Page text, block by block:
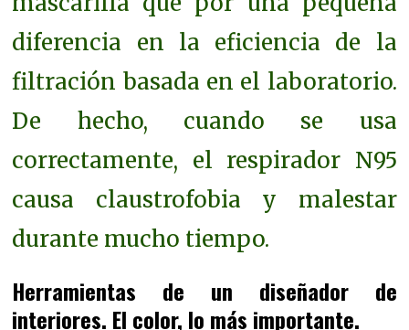
diferencia en la eficiencia de la
filtración basada en el laboratorio.
De hecho, cuando se usa
correctamente, el respirador N95
causa claustrofobia y malestar
durante mucho tiempo.
Herramientas de un diseñador de
interiores. El color, lo más importante.